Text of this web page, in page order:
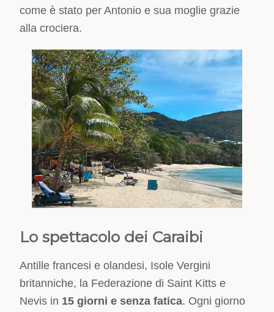
come è stato per Antonio e sua moglie grazie
alla crociera.
Lo spettacolo dei Caraibi
Antille francesi e olandesi, Isole Vergini
britanniche, la Federazione di Saint Kitts e
Nevis in 15 giorni e senza fatica. Ogni giorno